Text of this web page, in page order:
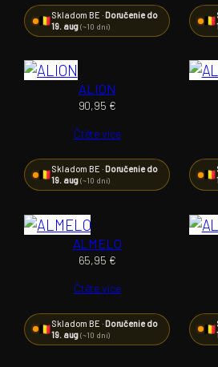
Skladom BE · Doručenie do
19. aug(~10 dní)
ALION
90,95 €
Čtěte více
Skladom BE · Doručenie do
19. aug(~10 dní)
ALMELO
65,95 €
Čtěte více
Skladom BE ·Doručenie do
19. aug(~10 dní)